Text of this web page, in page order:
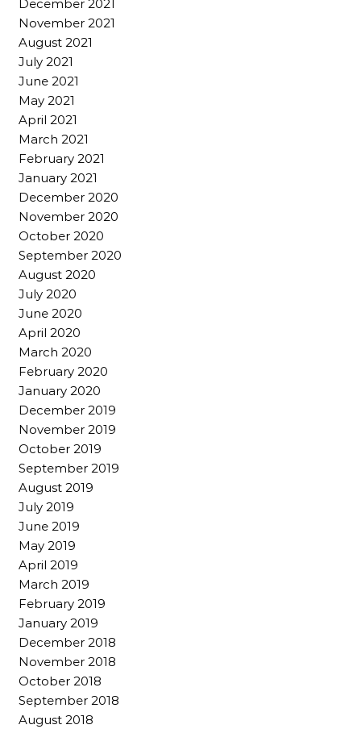
December 2021
November 2021
August 2021
July 2021
June 2021
May 2021
April 2021
March 2021
February 2021
January 2021
December 2020
November 2020
October 2020
September 2020
August 2020
July 2020
June 2020
April 2020
March 2020
February 2020
January 2020
December 2019
November 2019
October 2019
September 2019
August 2019
July 2019
June 2019
May 2019
April 2019
March 2019
February 2019
January 2019
December 2018
November 2018
October 2018
September 2018
August 2018